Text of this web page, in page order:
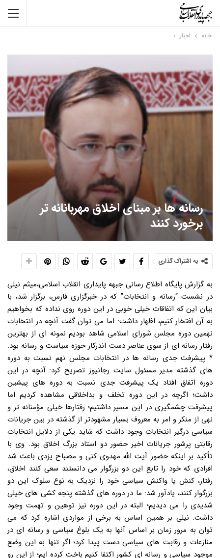
خانه اخبار
رسانه ها بر مبنای اخلاق مهربانانه تر
برخورد کنند
به اشتراک گذاری
به گزارش پایگاه اطلاع رسانی جبهه پایداری انقلاب اسلامی،میثم نیلی
در نشست “رسانه و انتخابات” که در خبرگزاری فارس، برگزار شد، با
بیان این که اتفاقات خیلی خوبی در این دوره روی نداده که بخواهیم
به آن افتخار کنیم، اظهار داشت: اما می توان گفت آنچه در انتخابات
نهمین دوره مجلس شورای اسلامی شاهد بودیم نمونه ای از بهترین
رفتار رسانه ای از سوی عناصر دست اندرکار حوزه سیاست و رسانه بود.
* پیشرفت جدی رسانه ها در انتخابات مجلس نهم نسبت به دوره
های گذشته مدیر مسئول سایت رجانیوز تصریح کرد: آنچه در این
دوره اتفاق افتاد یک پیشرفت جدی نسبت به دوره های پیشین
داشت؛ اگرچه در این دوره تخلف و بداخلاقی مشاهده کردیم اما
پیشرفت چشمگیری در این مسیر داشتیم؛ رفتارها خیلی مؤمنانه تر و
نهی از منکر و امر به معروف بسیار مشهودتر از گذشته در بین جریانات
سیاسی درگیر انتخابات وجود داشت که شاید یکی از دلایل انتخابات
رقابتی پرشور جریانات اخیر حضور دو استاد بزرگ اخلاق بود. وی با
تأکید بر اینکه حضور آیت الله مهدوی کنی و مصباح یزدی باعث شد
افرادی که خود را تابع این دو بزرگوار می دانستند سعی کنند اخلاق،
رفتار، کنش یا واکنش سیاسی خود را نزدیک به نوع سلوک این دو
بزرگوار کنند، یادآور شد: ما در دوره های گذشته پنجه کشی های خیلی
شدیدی را می دیدیم؛ البته در این دوره نیز توهین و تهمت وجود
داشت. نیلی بر همین اساس به برخی از مواردی اشاره کرد که می
توان به مرور زمان بر اساس آنها به یک بلوغ سیاسی و رسانه ای در
منازعات و رقابت های سیاسی دست پیدا کرد؛ اگر تنها به این وضع
موجود سیاسی و رسانه ای کشور اکتفا کنیم باخت کرده ایم؛ از این رو